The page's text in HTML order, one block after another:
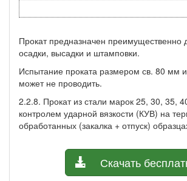
Прокат предназначен преимущественно
осадки, высадки и штамповки.
Испытание проката размером св. 80 мм
может не проводить.
2.2.8. Прокат из стали марок 25, 30, 35,
контролем ударной вязкости (КУВ) на
обработанных (закалка + отпуск)
Скачать